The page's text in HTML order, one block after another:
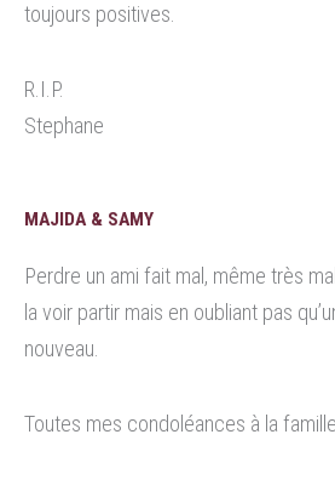
toujours positives.
R.I.P.
Stephane
MAJIDA & SAMY
Perdre un ami fait mal, même très
la voir partir mais en oubliant pas
nouveau.
Toutes mes condoléances à la famille.